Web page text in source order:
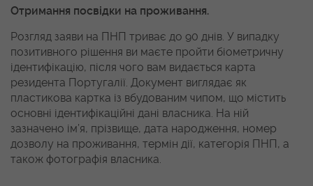
Отримання посвідки на проживання.
Розгляд заяви на ПНП триває до 90 днів. У випадку
позитивного рішення ви маєте пройти біометричну
ідентифікацію, після чого вам видається карта
резидента Португалії. Документ виглядає як
пластикова картка із вбудованим чипом, що містить
основні ідентифікаційні дані власника. На ній
зазначено ім’я, прізвище, дата народження, номер
дозволу на проживання, термін дії, категорія ПНП, а
також фотографія власника.